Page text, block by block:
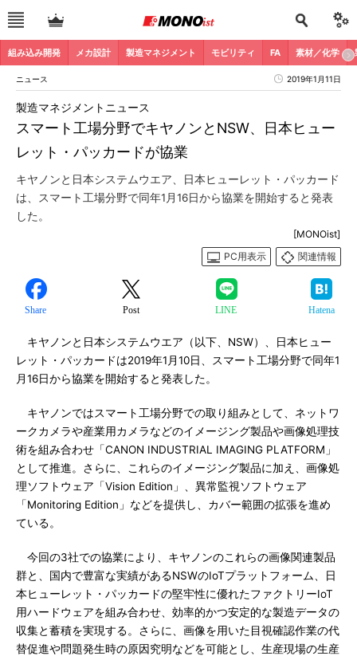
組み込み開発 メカ設計 製造マネジメント モビリティ FA 素材／化学
ニュース 2019年1月11日
スマート工場分野でキヤノンとNSW、日本ヒュー
レット・パッカードが協業
製造マネジメントニュース
キヤノンと日本システムウエア、日本ヒューレット・パッカード
は、スマート工場分野で同年1月16日から協業を開始すると発表
した。
[MONOist]
PC用表示
関連情報
Share Post LINE Hatena
キヤノンと日本システムウエア（以下、NSW）、日本ヒュー
レット・パッカードは2019年1月10日、スマート工場分野で同年1
月16日から協業を開始すると発表した。
キヤノンではスマート工場分野での取り組みとして、ネットワ
ークカメラや産業用カメラなどのイメージング製品や画像処理技
術を組み合わせ「CANON INDUSTRIAL IMAGING PLATFORM」
として推進。さらに、これらのイメージング製品に加え、画像処
理ソフトウェア「Vision Edition」、異常監視ソフトウェア
「Monitoring Edition」などを提供し、カバー範囲の拡張を進め
ている。
今回の3社での協業により、キヤノンのこれらの画像関連製品
群と、国内で豊富な実績があるNSWのIoTプラットフォーム、日
本ヒューレット・パッカードの堅牢性に優れたファクトリーIoT
用ハードウェアを組み合わせ、効率的かつ安定的な製造データの
収集と蓄積を実現する。さらに、画像を用いた目視確認作業の代
替促進や問題発生時の原因究明などを可能とし、生産現場の生産